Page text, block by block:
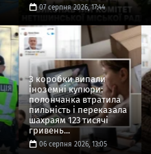
07 серпня 2026, 17:44
З коробки випали
іноземні купюри:
полончанка втратила
пильність і переказала
шахраям 123 тисячі
гривень...
06 серпня 2026, 13:05